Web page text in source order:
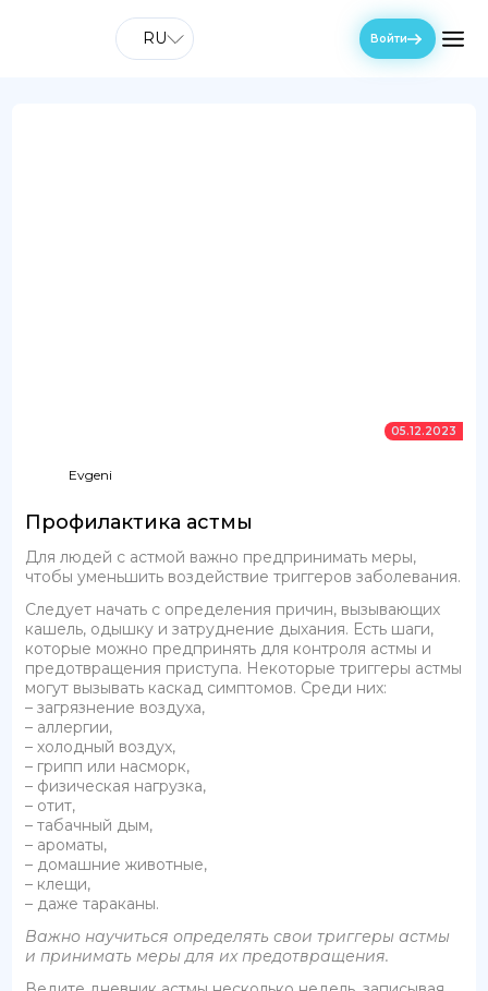
RU Войти
05.12.2023
Evgeni
Профилактика астмы
Для людей с астмой важно предпринимать меры,
чтобы уменьшить воздействие триггеров заболевания.
Следует начать с определения причин, вызывающих
кашель, одышку и затруднение дыхания. Есть шаги,
которые можно предпринять для контроля астмы и
предотвращения приступа. Некоторые триггеры астмы
могут вызывать каскад симптомов. Среди них:
– загрязнение воздуха,
– аллергии,
– холодный воздух,
– грипп или насморк,
– физическая нагрузка,
– отит,
– табачный дым,
– ароматы,
– домашние животные,
– клещи,
– даже тараканы.
Важно научиться определять свои триггеры астмы
и принимать меры для их предотвращения.